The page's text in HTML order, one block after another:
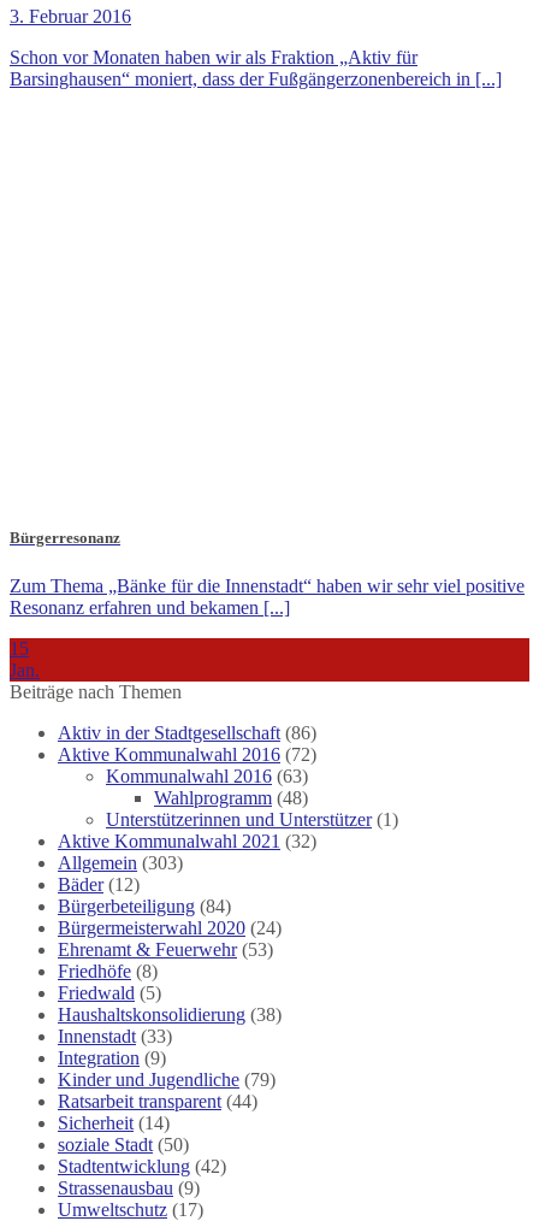
3. Februar 2016
Schon vor Monaten haben wir als Fraktion „Aktiv für
Barsinghausen“ moniert, dass der Fußgängerzonenbereich in [...]
Bürgerresonanz
Zum Thema „Bänke für die Innenstadt“ haben wir sehr viel positive
Resonanz erfahren und bekamen [...]
15
Jan.
Beiträge nach Themen
Aktiv in der Stadtgesellschaft (86)
Aktive Kommunalwahl 2016 (72)
Kommunalwahl 2016 (63)
Wahlprogramm (48)
Unterstützerinnen und Unterstützer(1)
Aktive Kommunalwahl 2021 (32)
Allgemein (303)
Bäder(12)
Bürgerbeteiligung (84)
Bürgermeisterwahl 2020 (24)
Ehrenamt & Feuerwehr(53)
Friedhöfe (8)
Friedwald (5)
Haushaltskonsolidierung (38)
Innenstadt (33)
Integration (9)
Kinder und Jugendliche (79)
Ratsarbeit transparent (44)
Sicherheit (14)
soziale Stadt (50)
Stadtentwicklung (42)
Strassenausbau (9)
Umweltschutz (17)